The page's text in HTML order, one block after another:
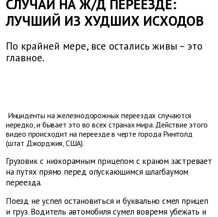
СЛУЧАЙ НА Ж/Д ПЕРЕЕЗДЕ:
ЛУЧШИЙ ИЗ ХУДШИХ ИСХОДОВ
По крайней мере, все остались живы – это
главное.
Инциденты на железнодорожных переездах случаются
нередко, и бывает это во всех странах мира. Действие этого
видео происходит на переезде в черте города Рингголд
(штат Джорджия, США).
Грузовик c низкорамным прицепом с краном застревает
на путях прямо перед опускающимся шлагбаумом
переезда.
Поезд не успел остановиться и буквально смел прицеп
и груз. Водитель автомобиля сумел вовремя убежать и